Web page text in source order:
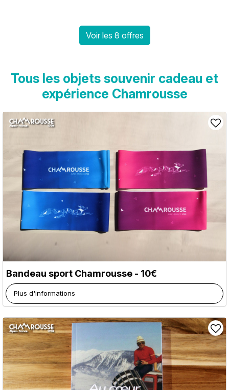
Voir les 8 offres
Tous les objets souvenir cadeau et
expérience Chamrousse
Bandeau sport Chamrousse - 10€
Plus d'informations